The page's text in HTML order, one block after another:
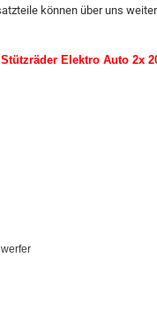
können über uns
Elektro Auto 2x